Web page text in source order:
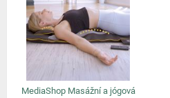
MediaShop Masážní a jógová